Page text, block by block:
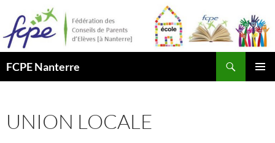
contenu
FCPE Nanterre
UNION LOCALE